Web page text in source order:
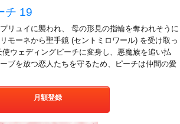
チ 19
リュイに襲われ、 母の形見の指輪を奪われそうに
モーネから聖手鏡 (セントミロワール) を受け取っ
ウェディングピーチに変身し、悪魔族を追い払
ブを放つ恋人たちを守るため、ピーチは仲間の愛
月額登録